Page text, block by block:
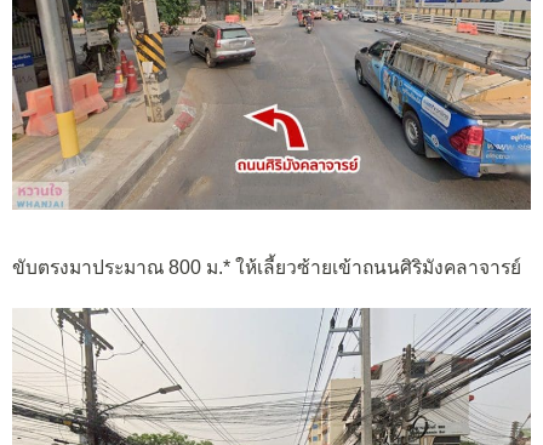
ขับตรงมาประมาณ 800 ม.* ให้เลี้ยวซ้ายเข้าถนนศิริมังคลาจารย์